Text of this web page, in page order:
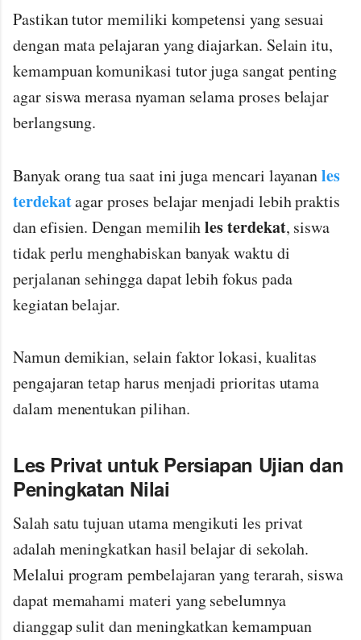
Pastikan tutor memiliki kompetensi yang sesuai
dengan mata pelajaran yang diajarkan. Selain itu,
kemampuan komunikasi tutor juga sangat penting
agar siswa merasa nyaman selama proses belajar
berlangsung.
Banyak orang tua saat ini juga mencari layananles
terdekatagar proses belajar menjadi lebih praktis
dan efisien. Dengan memilihles terdekat, siswa
tidak perlu menghabiskan banyak waktu di
perjalanan sehingga dapat lebih fokus pada
kegiatan belajar.
Namun demikian, selain faktor lokasi, kualitas
pengajaran tetap harus menjadi prioritas utama
dalam menentukan pilihan.
Les Privat untuk Persiapan Ujian dan
Peningkatan Nilai
Salah satu tujuan utama mengikuti les privat
adalah meningkatkan hasil belajar di sekolah.
Melalui program pembelajaran yang terarah, siswa
dapat memahami materi yang sebelumnya
dianggap sulit dan meningkatkan kemampuan